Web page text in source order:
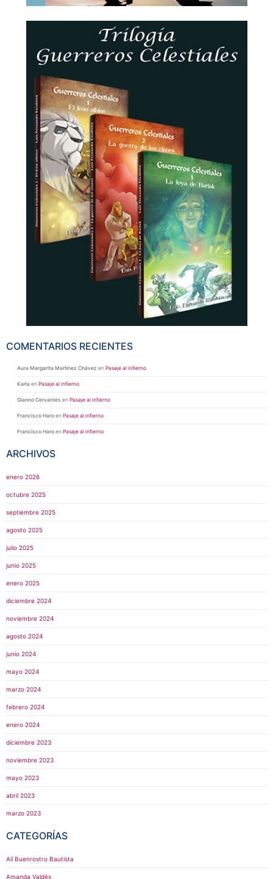
COMENTARIOS RECIENTES
Aura Margarita Martinez Chávez en Pasaje al infierno
Karla en Pasaje al infierno
Gianno Cervantes en Pasaje al infierno
Francisco Haro en Pasaje al infierno
Francisco Haro en Pasaje al infierno
ARCHIVOS
enero 2026
octubre 2025
septiembre 2025
agosto 2025
julio 2025
junio 2025
enero 2025
diciembre 2024
noviembre 2024
agosto 2024
junio 2024
mayo 2024
marzo 2024
febrero 2024
enero 2024
diciembre 2023
noviembre 2023
mayo 2023
abril 2023
marzo 2023
CATEGORÍAS
Alí Buenrostro Bautista
Amanda Valdés